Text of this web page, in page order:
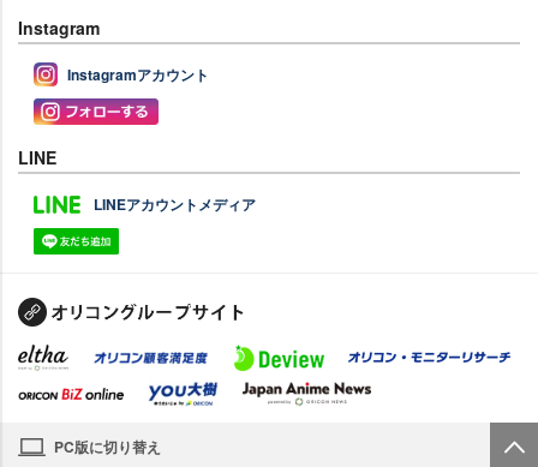
Instagram
Instagramアカウント
LINE
LINEアカウントメディア
PC版に切り替え